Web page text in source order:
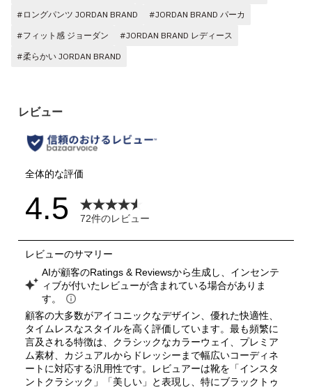
#ロングパンツ JORDAN BRAND
#JORDAN BRAND パーカ
#フィット感 ジョーダン
#JORDAN BRAND レディース
#柔らかい JORDAN BRAND